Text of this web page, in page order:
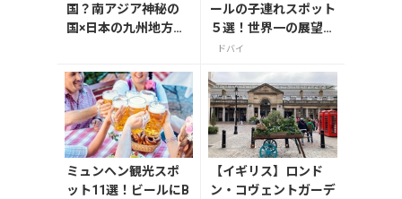
国？南アジア神秘の
国×日本の九州地方で
ールの子連れスポット
５選！世界一の展望台
やアイススケート場を
ドバイ
ミュンヘン観光スポ
ット11選！ビールにB
【イギリス】ロンド
ン・コヴェントガーデ